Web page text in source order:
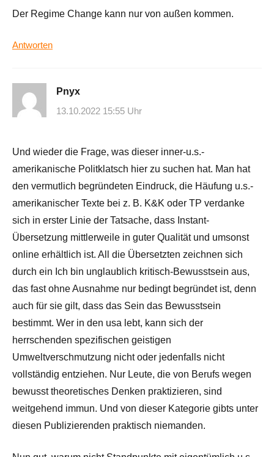
Der Regime Change kann nur von außen kommen.
Antworten
Pnyx
13.10.2022 15:55 Uhr
Und wieder die Frage, was dieser inner-u.s.-
amerikanische Politklatsch hier zu suchen hat. Man hat
den vermutlich begründeten Eindruck, die Häufung u.s.-
amerikanischer Texte bei z. B. K&K oder TP verdanke
sich in erster Linie der Tatsache, dass Instant-
Übersetzung mittlerweile in guter Qualität und umsonst
online erhältlich ist. All die Übersetzten zeichnen sich
durch ein Ich bin unglaublich kritisch-Bewusstsein aus,
das fast ohne Ausnahme nur bedingt begründet ist, denn
auch für sie gilt, dass das Sein das Bewusstsein
bestimmt. Wer in den usa lebt, kann sich der
herrschenden spezifischen geistigen
Umweltverschmutzung nicht oder jedenfalls nicht
vollständig entziehen. Nur Leute, die von Berufs wegen
bewusst theoretisches Denken praktizieren, sind
weitgehend immun. Und von dieser Kategorie gibts unter
diesen Publizierenden praktisch niemanden.